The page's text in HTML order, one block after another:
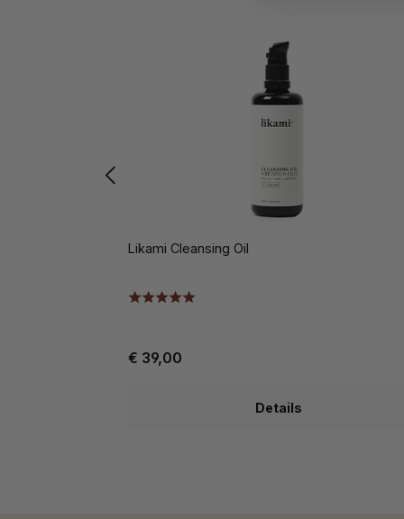
Likami Cleansing Oil
€ 39,00
Details